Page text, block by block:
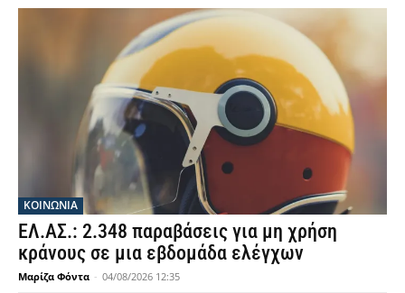
ΚΟΙΝΩΝΙΑ
ΕΛ.ΑΣ.: 2.348 παραβάσεις για μη χρήση
κράνους σε μια εβδομάδα ελέγχων
Μαρίζα Φόντα - 04/08/2026 12:35